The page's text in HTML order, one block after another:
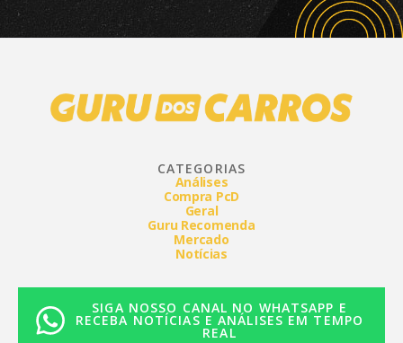
CATEGORIAS
Análises
Compra PcD
Geral
Guru Recomenda
Mercado
Notícias
SIGA NOSSO CANAL NO WHATSAPP E
RECEBA NOTÍCIAS E ANÁLISES EM TEMPO
REAL